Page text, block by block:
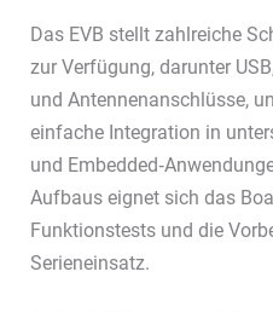
Das EVB stellt zahlreiche
zur Verfügung, darunter
und Antennenanschlüsse,
einfache Integration in
und
Aufbaus eignet sich das
Funktionstests und die
Serieneinsatz.